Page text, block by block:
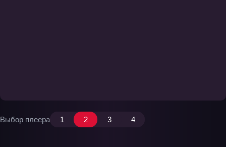
Выбор плеера 1 2 3 4